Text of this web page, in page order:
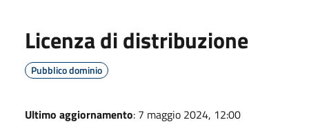
Licenza di distribuzione
Pubblico dominio
Ultimo aggiornamento: 7 maggio 2024, 12:00